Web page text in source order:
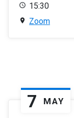
15:30
Zoom
7 MAY